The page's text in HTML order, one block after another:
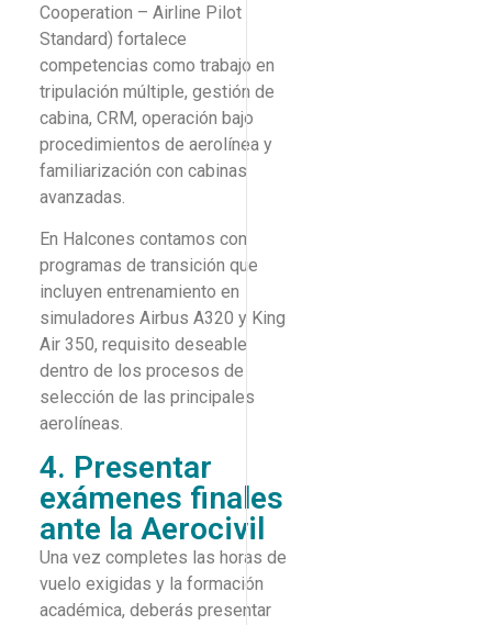
Cooperation – Airline Pilot
Standard) fortalece
competencias como trabajo en
tripulación múltiple, gestión de
cabina, CRM, operación bajo
procedimientos de aerolínea y
familiarización con cabinas
avanzadas.
En Halcones contamos con
programas de transición que
incluyen entrenamiento en
simuladores Airbus A320 y King
Air 350, requisito deseable
dentro de los procesos de
selección de las principales
aerolíneas.
4. Presentar
exámenes finales
ante la Aerocivil
Una vez completes las horas de
vuelo exigidas y la formación
académica, deberás presentar